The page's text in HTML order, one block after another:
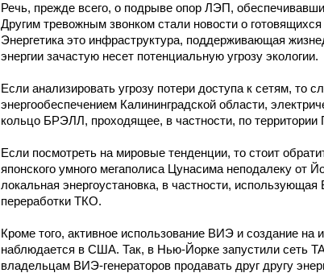
Речь, прежде всего, о подрыве опор ЛЭП,
Другим тревожным звонком стали новости о
Энергетика это инфраструктура, поддерживающая
энергии зачастую несет потенциальную угрозу экологии.
Если анализировать угрозу потери доступа к сетям, то
энергообеспечением Калининградской области,
кольцо БРЭЛЛ, проходящее, в частности, по территории
Если посмотреть на мировые тенденции, то стоит
японского умного мегаполиса Цунасима неподалеку от
локальная энергоустановка, в частности,
переработки ТКО.
Кроме того, активное использование ВИЭ и создание на
наблюдается в США. Так, в Нью-Йорке запустили сеть
владельцам ВИЭ-генераторов продавать друг другу